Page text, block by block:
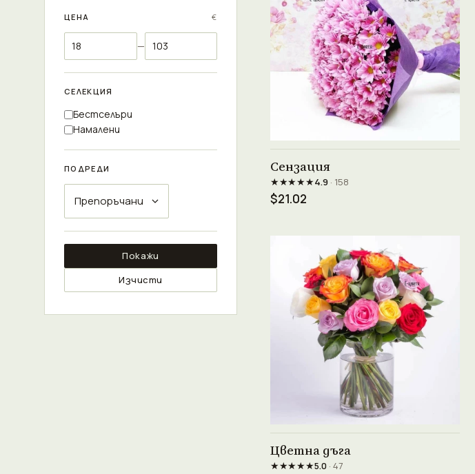
ЦЕНА €
—
СЕЛЕКЦИЯ
Бестселъри
Намалени
ПОДРЕДИ
Покажи
Изчисти
Сензация
★★★★★4.9· 158
$21.02
Цветна дъга
★★★★★5.0· 47